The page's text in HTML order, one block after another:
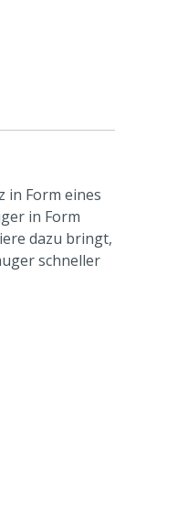
in Form eines
in Form
dazu bringt,
schneller